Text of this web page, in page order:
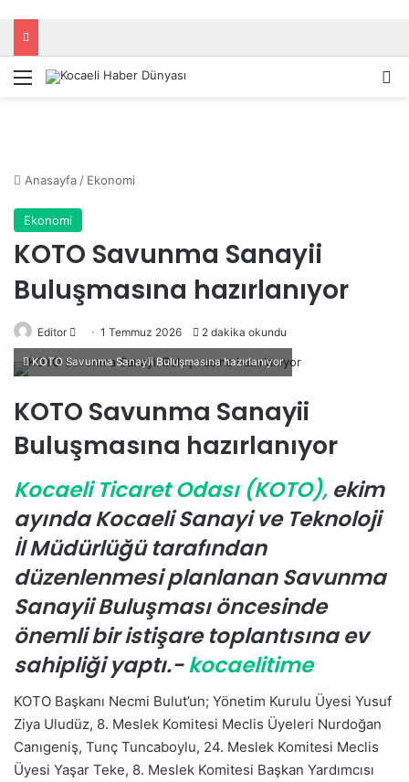
Menü
Anasayfa / Ekonomi
Ekonomi
KOTO Savunma Sanayii
Buluşmasına hazırlanıyor
Editor
r
-
p
o
s
t
a
g
ö
d
e
r
e
k
1 Temmuz 2026 2 dakika okundu
KOTO Savunma Sanayii Buluşmasına hazırlanıyor
KOTO Savunma Sanayii
Buluşmasına hazırlanıyor
Kocaeli Ticaret Odası (KOTO), ekim
ayında Kocaeli Sanayi ve Teknoloji
İl Müdürlüğü tarafından
düzenlenmesi planlanan Savunma
Sanayii Buluşması öncesinde
önemli bir istişare toplantısına ev
sahipliği yaptı.-kocaelitime
KOTO Başkanı Necmi Bulut’un; Yönetim Kurulu Üyesi Yusuf
Ziya Uludüz, 8. Meslek Komitesi Meclis Üyeleri Nurdoğan
Canıgeniş, Tunç Tuncaboylu, 24. Meslek Komitesi Meclis
Üyesi Yaşar Teke, 8. Meslek Komitesi Başkan Yardımcısı